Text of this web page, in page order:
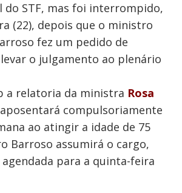
do STF, mas foi interrompido,
(22), depois que o ministro
fez um pedido de
o julgamento ao plenário
a relatoria da ministra Rosa
compulsoriamente
ao atingir a idade de 75
Barroso assumirá o cargo,
para a quinta-feira